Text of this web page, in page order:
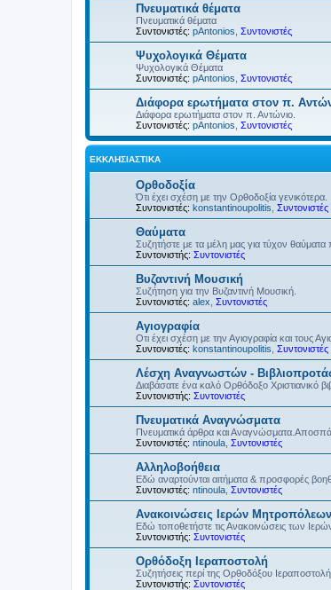
Πνευματικά θέματα
Πνευματικά θέματα
Συντονιστές: pAntonios Συντονιστές
Ψυχολογικά Θέματα
Ψυχολογικά Θέματα
Συντονιστές: pAntonios Συντονιστές
Διάφορα ερωτήματα στον π.
Διάφορα ερωτήματα στον π. Αντώνιο.
Συντονιστές: pAntonios Συντονιστές
ΕΚΚΛΗΣΙΑΣΤΙΚΆ
Ορθοδοξία
Ότι έχει σχέση με την Ορθοδοξία γενικότερα.
Συντονιστές: konstantinoupolitis Συντονιστές
Θαύματα
Συζητήστε με τα μέλη μας για τύχον θαύματα
Συντονιστής: Συντονιστές
Βυζαντινή Μουσική
Συζήτηση για την Βυζαντινή Μουσική.
Συντονιστές: alex Συντονιστές
Αγιογραφία
Οτι έχει σχέση με την Αγιογραφία και τους
Συντονιστές: konstantinoupolitis Συντονιστές
Λέσχη Αναγνωστών -
Διαβάσατε ένα καλό Ορθόδοξο Χριστιανικό
Συντονιστής: Συντονιστές
Πνευματικά Αναγνώσματα
Πνευματικά άρθρα και
Συντονιστές: ntinoula Συντονιστές
Αλληλοβοήθεια
Εδώ αναρτούνται αιτήματα & προσφορές
Συντονιστές: ntinoula Συντονιστές
Ανακοινώσεις Ιερών Μητροπόλεων
Εδώ τοποθετήστε τις Ανακοινώσεις των
Συντονιστής: Συντονιστές
Ορθόδοξη Ιεραποστολή
Συζητήσεις περί της Ορθοδόξου
Συντονιστής: Συντονιστές